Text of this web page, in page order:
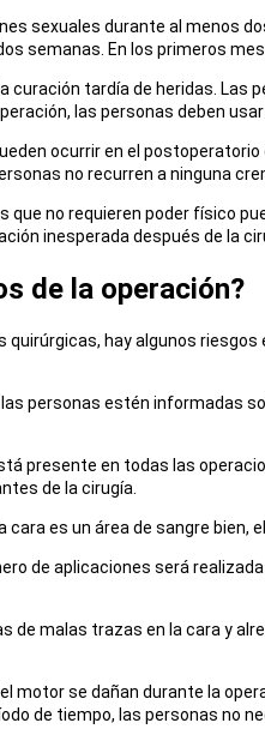
sexuales durante al menos
semanas. En los primeros
curación tardía de heridas.
las personas deben
ocurrir en el
no recurren a ninguna
que no requieren poder físico
inesperada después de la
de la operación?
quirúrgicas, hay algunos
personas estén informadas
presente en todas las
de la cirugía.
cara es un área de sangre bien,
de aplicaciones será
de malas trazas en la cara y
motor se dañan durante la
de tiempo, las personas no